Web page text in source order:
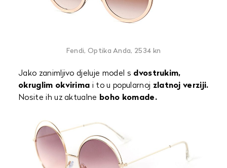
Fendi, Optika Anda, 2534 kn
Jako zanimljivo djeluje model s dvostrukim,
okruglim okvirima i to u popularnoj zlatnoj verziji.
Nosite ih uz aktualne boho komade.